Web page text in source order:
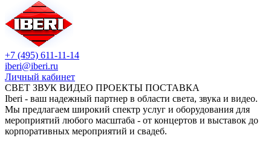
+7 (495) 611-11-14
iberi@iberi.ru
Личный кабинет
СВЕТ ЗВУК ВИДЕО ПРОЕКТЫ ПОСТАВКА
Iberi - ваш надежный партнер в области света, звука и видео.
Мы предлагаем широкий спектр услуг и оборудования для
мероприятий любого масштаба - от концертов и выставок до
корпоративных мероприятий и свадеб.